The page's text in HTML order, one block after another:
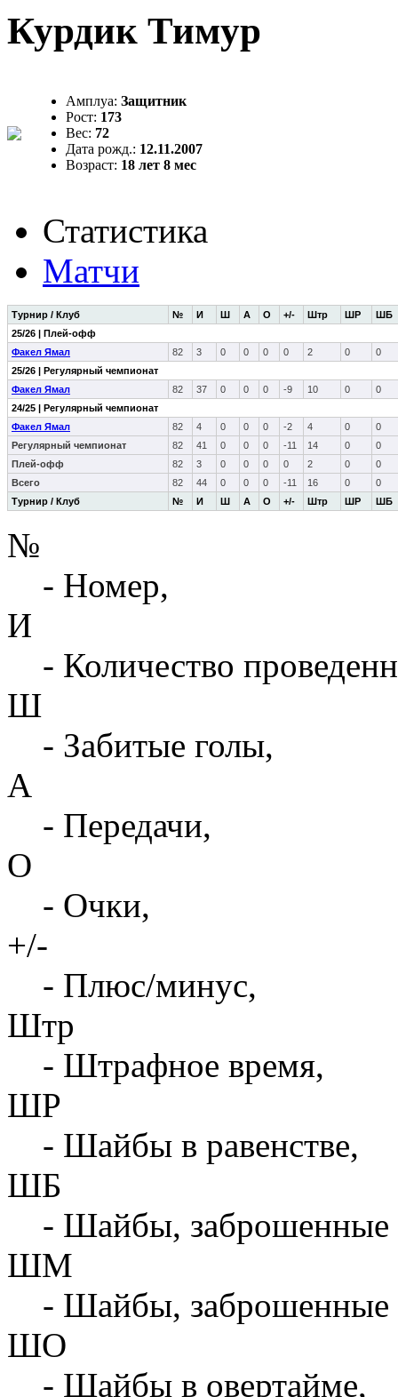
Курдик Тимур
Амплуа: Защитник
Рост: 173
Вес: 72
Дата рожд.: 12.11.2007
Возраст: 18 лет 8 мес
Статистика
Матчи
Турнир / Клуб № И Ш А О +/- Штр ШР ШБ
Турнир / Клуб № И Ш А О +/- Штр ШР ШБ
25/26 | Плей-офф
Факел Ямал
82 3 0 0 0 0 2 0
0
25/26 | Регулярный чемпионат
Факел Ямал
82 37 0 0 0 -9 10 0
0
24/25 | Регулярный чемпионат
Факел Ямал
82 4 0 0 0 -2 4 0
0
Регулярный чемпионат
82 41 0 0 0 -11 14 0
0
Плей-офф
82 3 0 0 0 0 2 0
0
Всего
82 44 0 0 0 -11 16 0 0
№
- Номер,
И
- Количество
Ш
- Забитые голы,
А
- Передачи,
О
- Очки,
+/-
- Плюс/минус,
Штр
- Штрафное время,
ШР
- Шайбы в равенстве,
ШБ
- Шайбы, заброшенные
ШМ
- Шайбы, заброшенные
ШО
- Шайбы в овертайме,